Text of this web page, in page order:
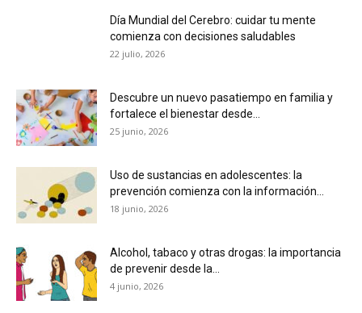
Día Mundial del Cerebro: cuidar tu mente
comienza con decisiones saludables
22 julio, 2026
Descubre un nuevo pasatiempo en familia y
fortalece el bienestar desde...
25 junio, 2026
Uso de sustancias en adolescentes: la
prevención comienza con la información...
18 junio, 2026
Alcohol, tabaco y otras drogas: la importancia
de prevenir desde la...
4 junio, 2026